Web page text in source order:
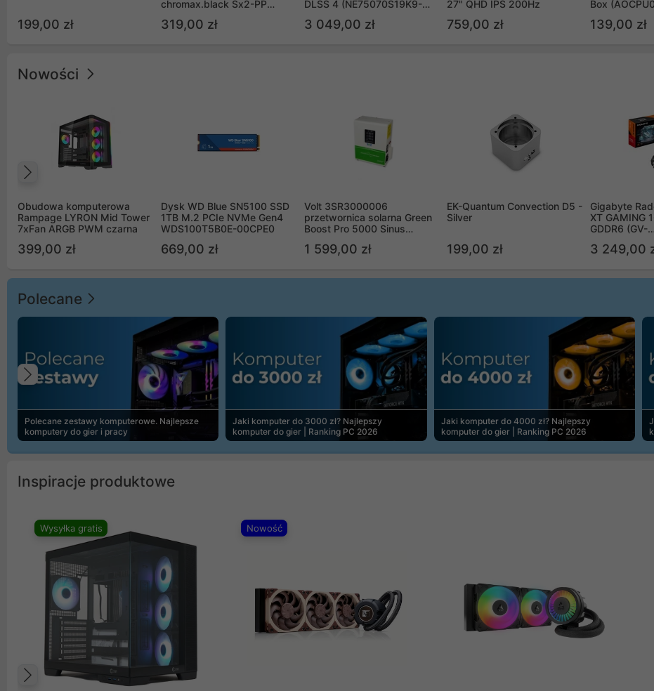
199,00 zł
chromax.black Sx2-PP
(2szt)
319,00 zł
DLSS 4 (NE75070S19K9-
3 049,00 zł
27" QHD IPS 200Hz
759,00 zł
Box
139,00 zł
Nowości
Obudowa komputerowa
Rampage LYRON Mid Tower
7xFan ARGB PWM czarna
399,00 zł
Dysk WD Blue SN5100 SSD
1TB M.2 PCIe NVMe Gen4
WDS100T5B0E-00CPE0
669,00 zł
Volt 3SR3000006
przetwornica solarna Green
Boost Pro 5000 Sinus
1 599,00 zł
EK-Quantum Convection D5 -
Silver
199,00 zł
Gigabyte
XT GAMING
GDDR6 (GV-
3 249,00
Polecane
Polecane zestawy komputerowe. Najlepsze
komputery do gier i pracy
Jaki komputer do 3000 zł? Najlepszy
komputer do gier | Ranking PC 2026
Jaki komputer do 4000 zł? Najlepszy
komputer do gier | Ranking PC 2026
Poprzedni
Inspiracje produktowe
Wysyłka gratis Nowość